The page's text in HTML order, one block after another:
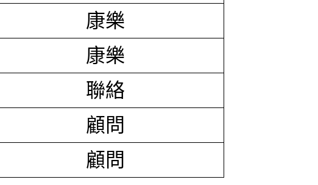
康樂
康樂
聯絡
顧問
顧問